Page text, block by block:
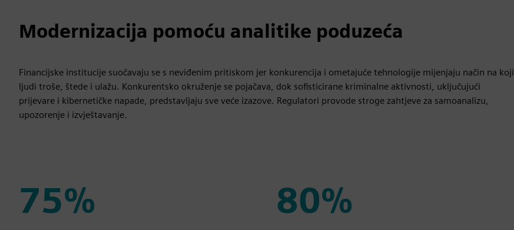
Modernizacija pomoću analitike poduzeća
Financijske institucije suočavaju se s neviđenim pritiskom jer konkurencija i ometajuće tehnologije mijenjaju način na koji
ljudi troše, štede i ulažu. Konkurentsko okruženje se pojačava, dok sofisticirane kriminalne aktivnosti, uključujući
prijevare i kibernetičke napade, predstavljaju sve veće izazove. Regulatori provode stroge zahtjeve za samoanalizu,
upozorenje i izvještavanje.
75% 80%